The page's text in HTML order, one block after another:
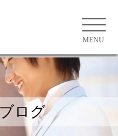
相談所
ログ